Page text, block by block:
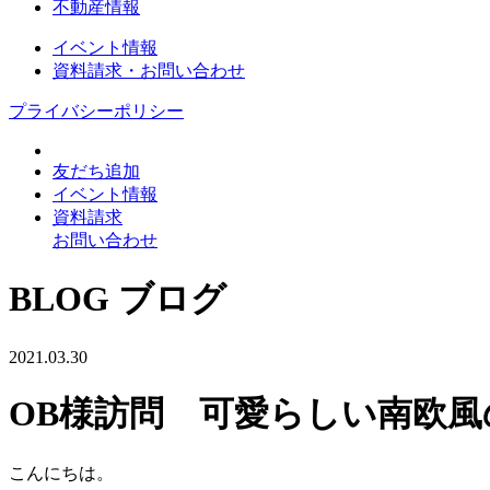
不動産情報
イベント情報
資料請求・お問い合わせ
プライバシーポリシー
友だち追加
イベント情報
資料請求
お問い合わせ
BLOG ブログ
2021.03.30
OB様訪問 可愛らしい南欧風
こんにちは。